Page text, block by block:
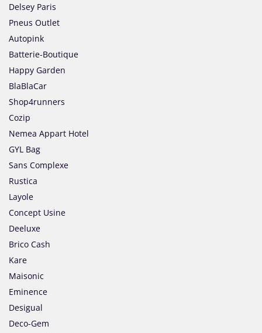
Delsey Paris
Pneus Outlet
Autopink
Batterie-Boutique
Happy Garden
BlaBlaCar
Shop4runners
Cozip
Nemea Appart Hotel
GYL Bag
Sans Complexe
Rustica
Layole
Concept Usine
Deeluxe
Brico Cash
Kare
Maisonic
Eminence
Desigual
Deco-Gem